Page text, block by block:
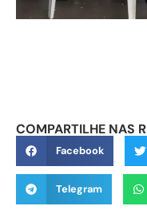
COMPARTILHE NAS
Facebook
Telegram